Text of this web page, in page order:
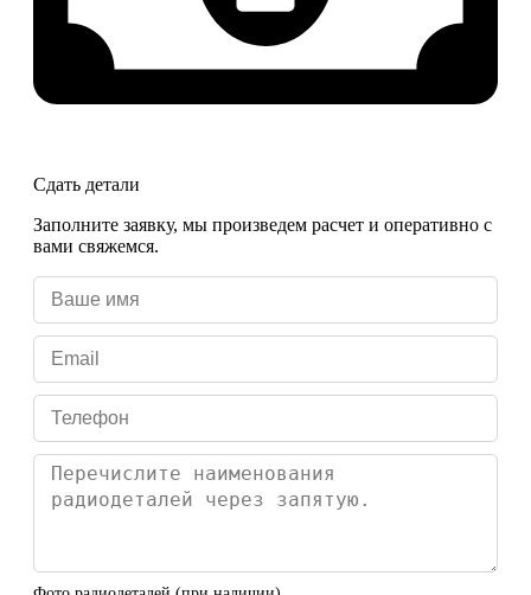
Сдать детали
Заполните заявку, мы произведем расчет и оперативно с
вами свяжемся.